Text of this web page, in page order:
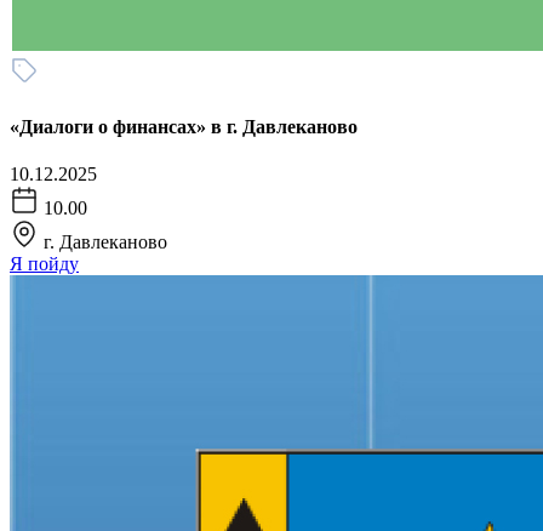
«Диалоги о финансах» в г. Давлеканово
10.12.2025
10.00
г. Давлеканово
Я пойду